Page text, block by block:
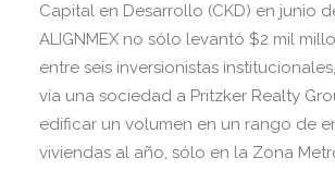
Capital en Desarrollo (CKD) en junio
ALIGNMEX no sólo levantó $2 mil
entre seis inversionistas
vía una sociedad a Pritzker Realty
edificar un volumen en un rango de
viviendas al año, sólo en la Zona